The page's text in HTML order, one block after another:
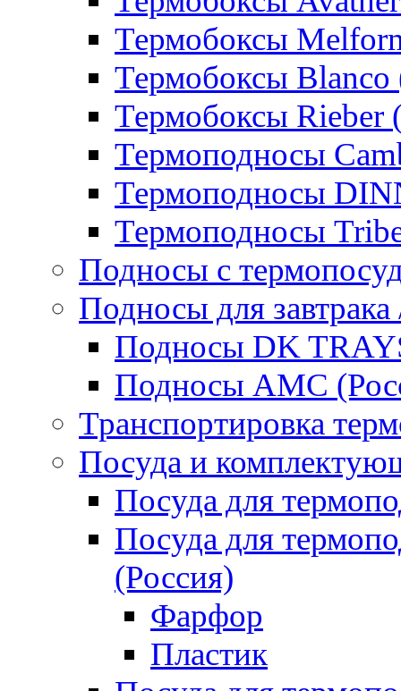
Термобоксы
Термобоксы Blanco
Термобоксы Rieber
Термоподносы
Термоподносы
Термоподносы
Подносы с
Подносы для завтрака
Подносы DK
Подносы AMC
Транспортировка
Посуда и
Посуда для
Посуда для
(Россия)
Фарфор
Пластик